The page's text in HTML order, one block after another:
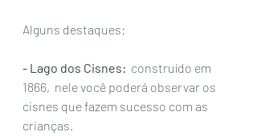
Alguns destaques:
- Lago dos Cisnes:
  construído em
1866,  nele você poderá observar os
cisnes que fazem sucesso com as
crianças.